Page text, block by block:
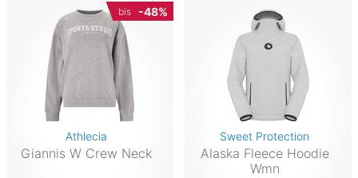
bis -48%
Athlecia
Giannis W Crew Neck
Sweet Protection
Alaska Fleece Hoodie
Wmn